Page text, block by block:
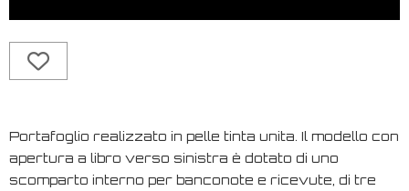
Portafoglio realizzato in pelle tinta unita. Il modello con
apertura a libro verso sinistra è dotato di uno
scomparto interno per banconote e ricevute, di tre